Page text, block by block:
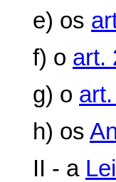
e) os
f) o art.
g) o
h) os
II - a